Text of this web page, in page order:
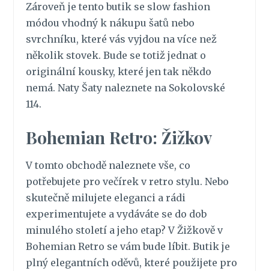
Zároveň je tento butik se slow fashion
módou vhodný k nákupu šatů nebo
svrchníku, které vás vyjdou na více než
několik stovek. Bude se totiž jednat o
originální kousky, které jen tak někdo
nemá. Naty Šaty naleznete na Sokolovské
114.
Bohemian Retro: Žižkov
V tomto obchodě naleznete vše, co
potřebujete pro večírek v retro stylu. Nebo
skutečně milujete eleganci a rádi
experimentujete a vydáváte se do dob
minulého století a jeho etap? V Žižkově v
Bohemian Retro se vám bude líbit. Butik je
plný elegantních oděvů, které použijete pro